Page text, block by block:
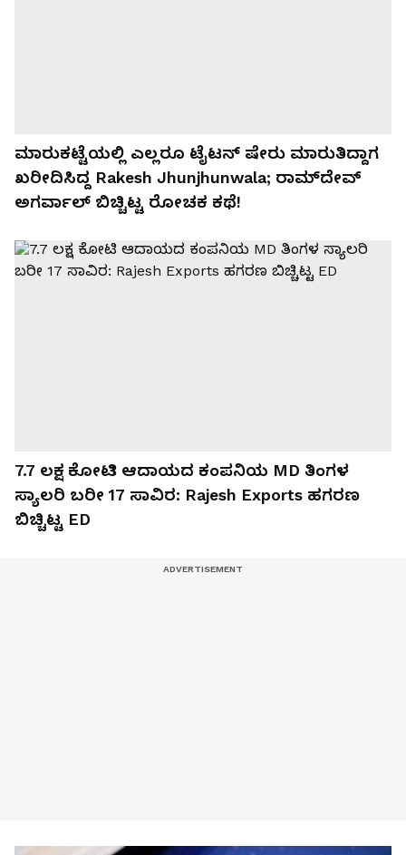
ಮಾರುಕಟ್ಟೆಯಲ್ಲಿ ಎಲ್ಲರೂ ಟೈಟನ್‌ ಷೇರು ಮಾರುತಿದ್ದಾಗ
ಖರೀದಿಸಿದ್ದ Rakesh Jhunjhunwala; ರಾಮ್‌ದೇವ್
ಅಗರ್ವಾಲ್ ಬಿಚ್ಚಿಟ್ಟ ರೋಚಕ ಕಥೆ!
7.7 ಲಕ್ಷ ಕೋಟಿ ಆದಾಯದ ಕಂಪನಿಯ MD ತಿಂಗಳ
ಸ್ಯಾಲರಿ ಬರೀ 17 ಸಾವಿರ: Rajesh Exports ಹಗರಣ
ಬಿಚ್ಚಿಟ್ಟ ED